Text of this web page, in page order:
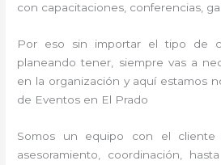
con capacitaciones, conferencias,
Por eso sin importar el tipo de
planeando tener, siempre vas a
en la organización y aquí estamos
de Eventos en El Prado
Somos un equipo con el cliente
asesoramiento, coordinación,